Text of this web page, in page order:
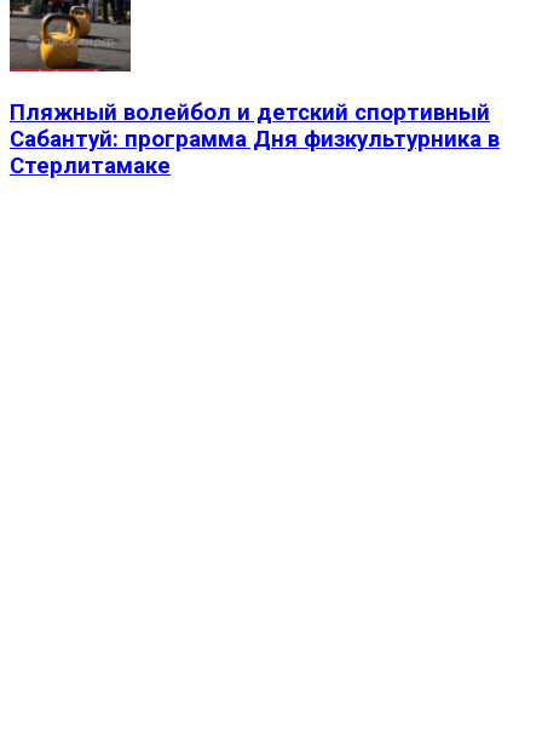
Пляжный волейбол и детский спортивный
Сабантуй: программа Дня физкультурника в
Стерлитамаке